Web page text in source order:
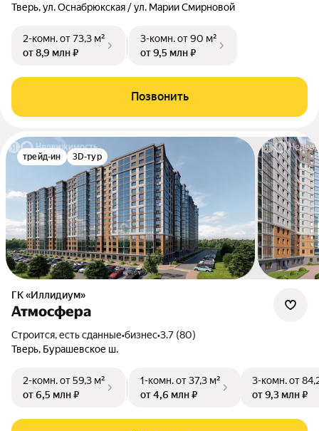
Тверь, ул. Оснабрюкская / ул. Марии Смирновой
2-комн.от 73,3 м²
от 8,9 млн ₽
3-комн.от 90 м²
от 9,5 млн ₽
Позвонить
трейд-ин 3D-тур
ГК «Иллидиум»
Атмосфера
Строится, есть сданные•бизнес•3.7 (80)
Тверь, Бурашевское ш.
2-комн.от 59,3 м²
от 6,5 млн ₽
1-комн.от 37,3 м²
от 4,6 млн ₽
3-комн.от
от 9,3 млн ₽